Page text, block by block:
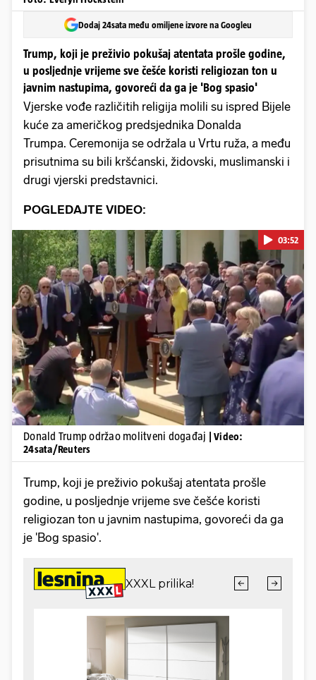
Dodaj 24sata među omiljene izvore na Googleu
Trump, koji je preživio pokušaj atentata prošle godine,
u posljednje vrijeme sve češće koristi religiozan ton u
javnim nastupima, govoreći da ga je 'Bog spasio'
Vjerske vođe različitih religija molili su ispred Bijele
kuće za američkog predsjednika Donalda
Trumpa. Ceremonija se održala u Vrtu ruža, a među
prisutnima su bili kršćanski, židovski, muslimanski i
drugi vjerski predstavnici.
POGLEDAJTE VIDEO:
Pokretanje videa...
03:52
Donald Trump održao molitveni događaj
| Video:
24sata/Reuters
Trump, koji je preživio pokušaj atentata prošle
godine, u posljednje vrijeme sve češće koristi
religiozan ton u javnim nastupima, govoreći da ga
je 'Bog spasio'.